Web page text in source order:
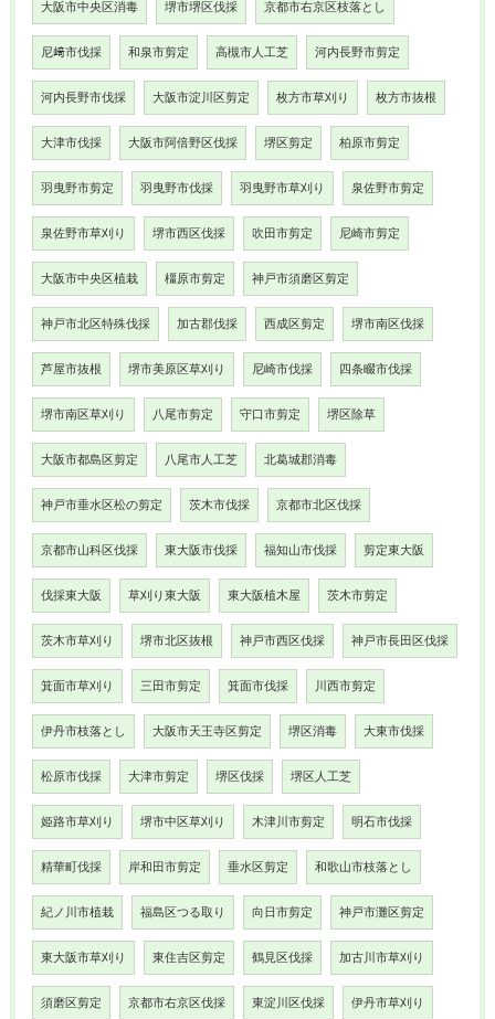
大阪市中央区消毒 堺市堺区伐採 京都市右京区枝落とし
尼﨑市伐採 和泉市剪定 高槻市人工芝 河内長野市剪定
河内長野市伐採 大阪市淀川区剪定 枚方市草刈り 枚方市抜根
大津市伐採 大阪市阿倍野区伐採 堺区剪定 柏原市剪定
羽曳野市剪定 羽曳野市伐採 羽曳野市草刈り 泉佐野市剪定
泉佐野市草刈り 堺市西区伐採 吹田市剪定 尼崎市剪定
大阪市中央区植栽 橿原市剪定 神戸市須磨区剪定
神戸市北区特殊伐採 加古郡伐採 西成区剪定 堺市南区伐採
芦屋市抜根 堺市美原区草刈り 尼崎市伐採 四条畷市伐採
堺市南区草刈り 八尾市剪定 守口市剪定 堺区除草
大阪市都島区剪定 八尾市人工芝 北葛城郡消毒
神戸市垂水区松の剪定 茨木市伐採 京都市北区伐採
京都市山科区伐採 東大阪市伐採 福知山市伐採 剪定東大阪
伐採東大阪 草刈り東大阪 東大阪植木屋 茨木市剪定
茨木市草刈り 堺市北区抜根 神戸市西区伐採 神戸市長田区伐採
箕面市草刈り 三田市剪定 箕面市伐採 川西市剪定
伊丹市枝落とし 大阪市天王寺区剪定 堺区消毒 大東市伐採
松原市伐採 大津市剪定 堺区伐採 堺区人工芝
姫路市草刈り 堺市中区草刈り 木津川市剪定 明石市伐採
精華町伐採 岸和田市剪定 垂水区剪定 和歌山市枝落とし
紀ノ川市植栽 福島区つる取り 向日市剪定 神戸市灘区剪定
東大阪市草刈り 東住吉区剪定 鶴見区伐採 加古川市草刈り
須磨区剪定 京都市右京区伐採 東淀川区伐採 伊丹市草刈り